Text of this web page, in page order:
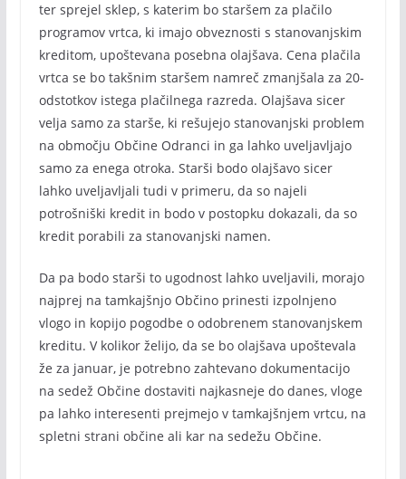
ter sprejel sklep, s katerim bo staršem za plačilo
programov vrtca, ki imajo obveznosti s stanovanjskim
kreditom, upoštevana posebna olajšava. Cena plačila
vrtca se bo takšnim staršem namreč zmanjšala za 20-
odstotkov istega plačilnega razreda. Olajšava sicer
velja samo za starše, ki rešujejo stanovanjski problem
na območju Občine Odranci in ga lahko uveljavljajo
samo za enega otroka. Starši bodo olajšavo sicer
lahko uveljavljali tudi v primeru, da so najeli
potrošniški kredit in bodo v postopku dokazali, da so
kredit porabili za stanovanjski namen.
Da pa bodo starši to ugodnost lahko uveljavili, morajo
najprej na tamkajšnjo Občino prinesti izpolnjeno
vlogo in kopijo pogodbe o odobrenem stanovanjskem
kreditu. V kolikor želijo, da se bo olajšava upoštevala
že za januar, je potrebno zahtevano dokumentacijo
na sedež Občine dostaviti najkasneje do danes, vloge
pa lahko interesenti prejmejo v tamkajšnjem vrtcu, na
spletni strani občine ali kar na sedežu Občine.